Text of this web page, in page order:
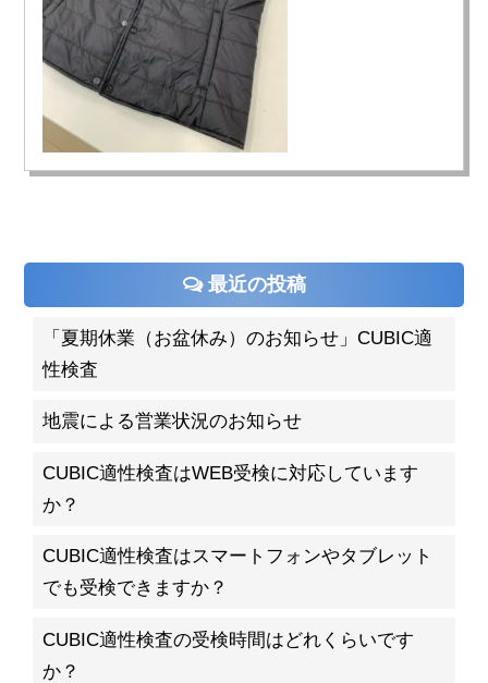
最近の投稿
「夏期休業（お盆休み）のお知らせ」CUBIC適
性検査
地震による営業状況のお知らせ
CUBIC適性検査はWEB受検に対応しています
か？
CUBIC適性検査はスマートフォンやタブレット
でも受検できますか？
CUBIC適性検査の受検時間はどれくらいです
か？